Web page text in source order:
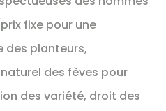
fixe pour une
des planteurs,
des fèves pour
des variété, droit des